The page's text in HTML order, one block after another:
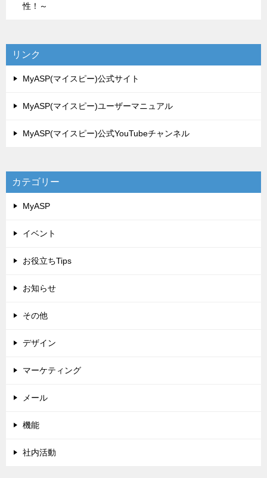
性！～
リンク
MyASP(マイスピー)公式サイト
MyASP(マイスピー)ユーザーマニュアル
MyASP(マイスピー)公式YouTubeチャンネル
カテゴリー
MyASP
イベント
お役立ちTips
お知らせ
その他
デザイン
マーケティング
メール
機能
社内活動